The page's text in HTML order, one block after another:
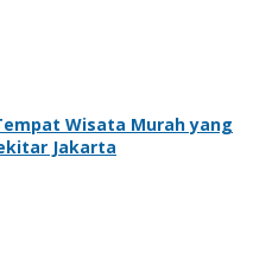
Wisata Murah yang
Jakarta